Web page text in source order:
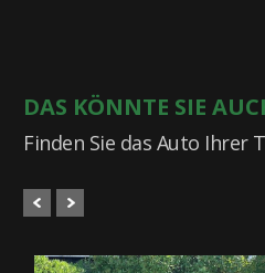
DAS KÖNNTE SIE
Finden Sie das Auto Ihrer